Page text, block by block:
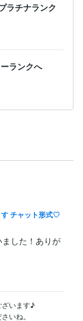
ラチナランク
ランクへ
す チャット形式♡
した！ありが